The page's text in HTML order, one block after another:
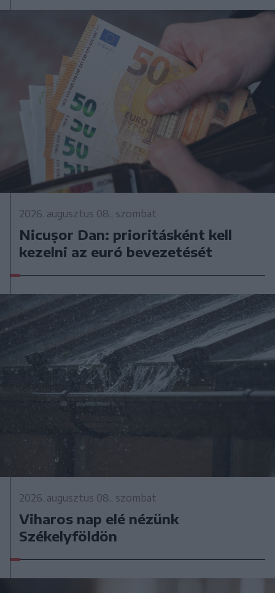
2026. augusztus 08., szombat
Nicușor Dan: prioritásként kell
kezelni az euró bevezetését
2026. augusztus 08., szombat
Viharos nap elé nézünk
Székelyföldön